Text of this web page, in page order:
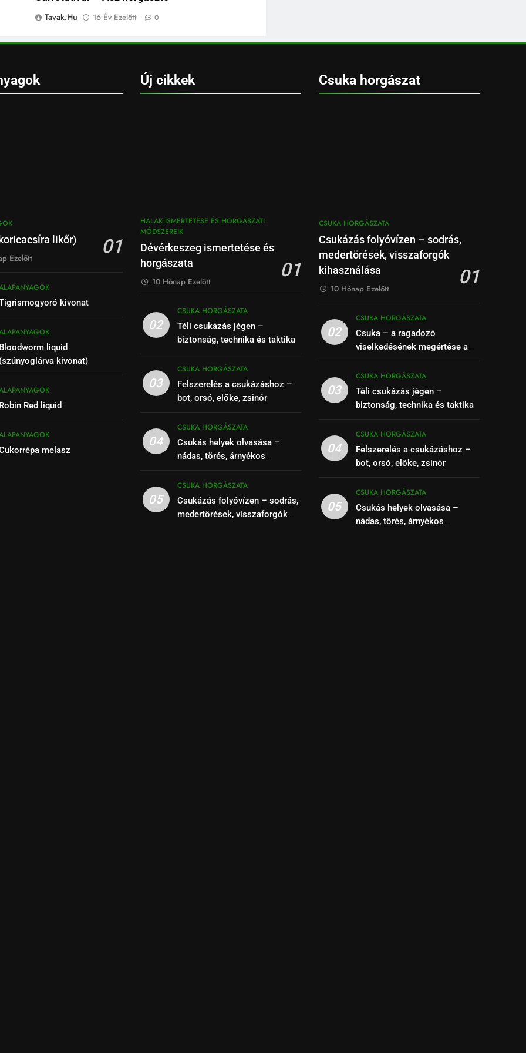
Tavak.hu
16 Év Ezelőtt 0
likőr) 01
Ezelőtt
kivonat
liquid
kivonat)
Red liquid
melasz
Új cikkek
HALAK ISMERTETÉSE ÉS HORGÁSZATI
MÓDSZEREIK
Dévérkeszeg ismertetése és
horgászata
01
10 Hónap Ezelőtt
02
CSUKA HORGÁSZATA
Téli csukázás jégen –
biztonság, technika és taktika
03
CSUKA HORGÁSZATA
Felszerelés a csukázáshoz –
bot, orsó, előke, zsinór
04
CSUKA HORGÁSZATA
Csukás helyek olvasása –
nádas, törés, árnyékos
05
CSUKA HORGÁSZATA
Csukázás folyóvízen – sodrás,
medertörések, visszaforgók
Csuka horgászat
CSUKA HORGÁSZATA
Csukázás folyóvízen – sodrás,
medertörések, visszaforgók
kihasználása
01
10 Hónap Ezelőtt
02
CSUKA HORGÁSZATA
Csuka – a ragadozó
viselkedésének megértése a
03
CSUKA HORGÁSZATA
Téli csukázás jégen –
biztonság, technika és taktika
04
CSUKA HORGÁSZATA
Felszerelés a csukázáshoz –
bot, orsó, előke, zsinór
05
CSUKA HORGÁSZATA
Csukás helyek olvasása –
nádas, törés, árnyékos